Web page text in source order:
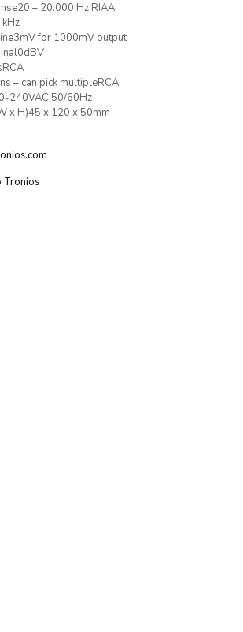
– 20.000 Hz RIAA
for 1000mV output
– can pick multipleRCA
240VAC 50/60Hz
x H)45 x 120 x 50mm
Tronios